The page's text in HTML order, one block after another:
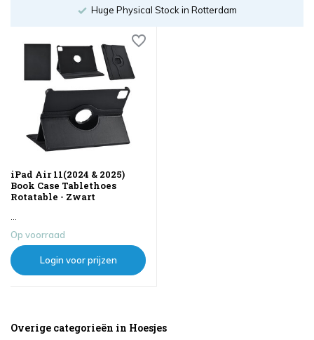
Huge Physical Stock in Rotterdam
iPad Air 11(2024 & 2025)
Book Case Tablethoes
Rotatable - Zwart
...
Op voorraad
Login voor prijzen
Overige categorieën in Hoesjes